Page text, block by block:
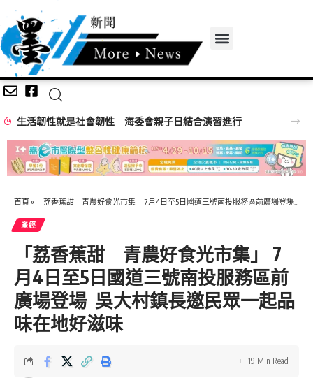
生活韌性就是社會韌性 海委會親子日結合演習進行
首頁 » 「荔香蕉甜 青農好食光市集」 7月4日至5日國道三號南投服務區前廣場登場 吳大村鎮長邀民眾一起品味在地好滋味
產經
「荔香蕉甜 青農好食光市集」 7
月4日至5日國道三號南投服務區前
廣場登場 吳大村鎮長邀民眾一起品
味在地好滋味
19 Min Read